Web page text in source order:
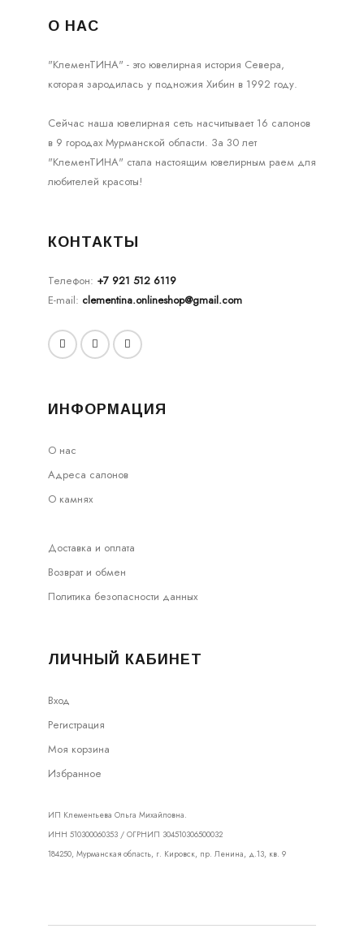
О НАС
"КлеменТИНА" - это ювелирная история Севера,
которая зародилась у подножия Хибин в 1992 году.
Сейчас наша ювелирная сеть насчитывает 16 салонов
в 9 городах Мурманской области. За 30 лет
"КлеменТИНА" стала настоящим ювелирным раем для
любителей красоты!
КОНТАКТЫ
Телефон: +7 921 512 6119
E-mail: clementina.onlineshop@gmail.com
ИНФОРМАЦИЯ
О нас
Адреса салонов
О камнях
Доставка и оплата
Возврат и обмен
Политика безопасности данных
ЛИЧНЫЙ КАБИНЕТ
Вход
Регистрация
Моя корзина
Избранное
ИП Клементьева Ольга Михайловна.
ИНН 510300060353 / ОГРНИП 304510306500032
184250, Мурманская область, г. Кировск, пр. Ленина, д.13, кв. 9